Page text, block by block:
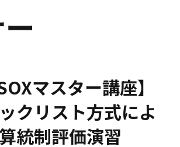
マスター講座】
クリスト方式によ
統制評価演習